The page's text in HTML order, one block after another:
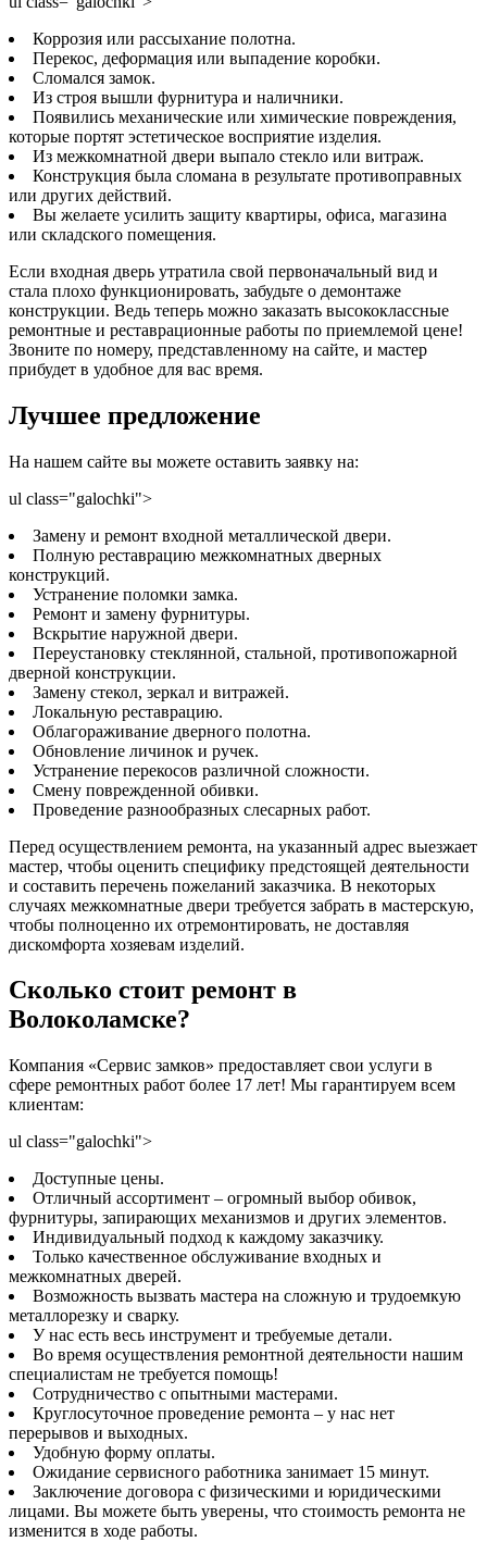
Коррозия или рассыхание полотна.
Перекос, деформация или выпадение коробки.
Сломался замок.
Из строя вышли фурнитура и наличники.
Появились механические или химические повреждения,
которые портят эстетическое восприятие изделия.
Из межкомнатной двери выпало стекло или витраж.
Конструкция была сломана в результате противоправных
или других действий.
Вы желаете усилить защиту квартиры, офиса, магазина
или складского помещения.
Если входная дверь утратила свой первоначальный вид и
стала плохо функционировать, забудьте о демонтаже
конструкции. Ведь теперь можно заказать высококлассные
ремонтные и реставрационные работы по приемлемой цене!
Звоните по номеру, представленному на сайте, и мастер
прибудет в удобное для вас время.
Лучшее предложение
На нашем сайте вы можете оставить заявку на:
ul class="galochki">
Замену и ремонт входной металлической двери.
Полную реставрацию межкомнатных дверных
конструкций.
Устранение поломки замка.
Ремонт и замену фурнитуры.
Вскрытие наружной двери.
Переустановку стеклянной, стальной, противопожарной
дверной конструкции.
Замену стекол, зеркал и витражей.
Локальную реставрацию.
Облагораживание дверного полотна.
Обновление личинок и ручек.
Устранение перекосов различной сложности.
Смену поврежденной обивки.
Проведение разнообразных слесарных работ.
Перед осуществлением ремонта, на указанный адрес выезжает
мастер, чтобы оценить специфику предстоящей деятельности
и составить перечень пожеланий заказчика. В некоторых
случаях межкомнатные двери требуется забрать в мастерскую,
чтобы полноценно их отремонтировать, не доставляя
дискомфорта хозяевам изделий.
Сколько стоит ремонт в
Волоколамске?
Компания «Сервис замков» предоставляет свои услуги в
сфере ремонтных работ более 17 лет! Мы гарантируем всем
клиентам:
ul class="galochki">
Доступные цены.
Отличный ассортимент – огромный выбор обивок,
фурнитуры, запирающих механизмов и других элементов.
Индивидуальный подход к каждому заказчику.
Только качественное обслуживание входных и
межкомнатных дверей.
Возможность вызвать мастера на сложную и трудоемкую
металлорезку и сварку.
У нас есть весь инструмент и требуемые детали.
Во время осуществления ремонтной деятельности нашим
специалистам не требуется помощь!
Сотрудничество с опытными мастерами.
Круглосуточное проведение ремонта – у нас нет
перерывов и выходных.
Удобную форму оплаты.
Ожидание сервисного работника занимает 15 минут.
Заключение договора с физическими и юридическими
лицами. Вы можете быть уверены, что стоимость ремонта не
изменится в ходе работы.